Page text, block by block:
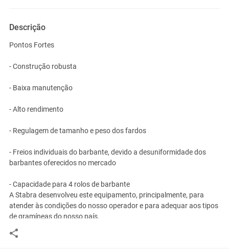
Descrição
Pontos Fortes
- Construção robusta
- Baixa manutenção
- Alto rendimento
- Regulagem de tamanho e peso dos fardos
- Freios individuais do barbante, devido a desuniformidade dos
barbantes oferecidos no mercado
- Capacidade para 4 rolos de barbante
A Stabra desenvolveu este equipamento, principalmente, para
atender às condições do nosso operador e para adequar aos tipos
de gramíneas do nosso país.
É um equipamento de construção robusta de baixa manutenção e